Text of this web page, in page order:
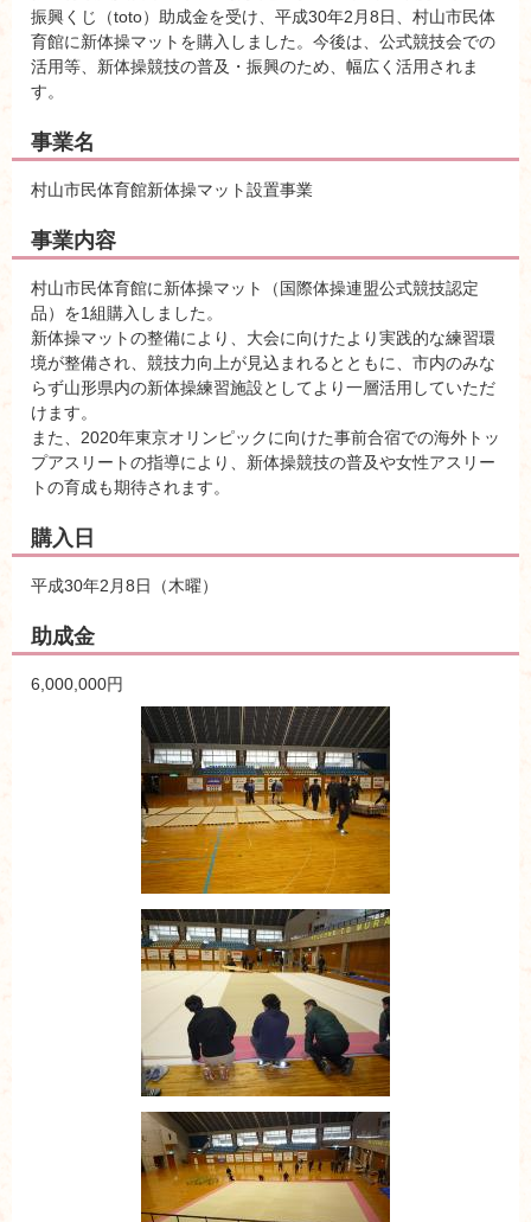
振興くじ（toto）助成金を受け、平成30年2月8日、村山市民体
育館に新体操マットを購入しました。今後は、公式競技会での
活用等、新体操競技の普及・振興のため、幅広く活用されま
す。
事業名
村山市民体育館新体操マット設置事業
事業内容
村山市民体育館に新体操マット（国際体操連盟公式競技認定
品）を1組購入しました。
新体操マットの整備により、大会に向けたより実践的な練習環
境が整備され、競技力向上が見込まれるとともに、市内のみな
らず山形県内の新体操練習施設としてより一層活用していただ
けます。
また、2020年東京オリンピックに向けた事前合宿での海外トッ
プアスリートの指導により、新体操競技の普及や女性アスリー
トの育成も期待されます。
購入日
平成30年2月8日（木曜）
助成金
6,000,000円